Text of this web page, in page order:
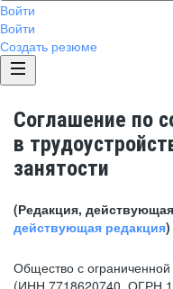
Войти
Войти
Создать резюме
Соглашение по
в
занятости
(Редакция,
действующая редакция)
Общество с ограниченной
(ИНН 7718620740, ОГРН